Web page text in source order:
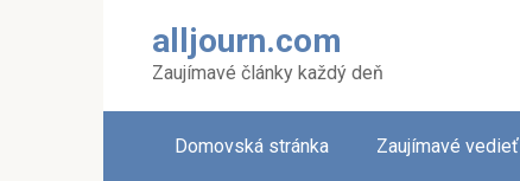
alljourn.com
Zaujímavé články každý deň
Domovská stránka Zaujímavé vedieť